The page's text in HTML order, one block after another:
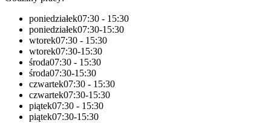
poniedziałek07:30 - 15:30
poniedziałek07:30-15:30
wtorek07:30 - 15:30
wtorek07:30-15:30
środa07:30 - 15:30
środa07:30-15:30
czwartek07:30 - 15:30
czwartek07:30-15:30
piątek07:30 - 15:30
piątek07:30-15:30